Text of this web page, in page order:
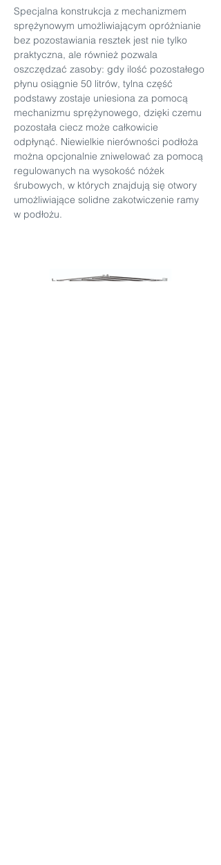
Specjalna konstrukcja z mechanizmem
sprężynowym umożliwiającym opróżnianie
bez pozostawiania resztek jest nie tylko
praktyczna, ale również pozwala
oszczędzać zasoby: gdy ilość pozostałego
płynu osiągnie 50 litrów, tylna część
podstawy zostaje uniesiona za pomocą
mechanizmu sprężynowego, dzięki czemu
pozostała ciecz może całkowicie
odpłynąć. Niewielkie nierówności podłoża
można opcjonalnie zniwelować za pomocą
regulowanych na wysokość nóżek
śrubowych, w których znajdują się otwory
umożliwiające solidne zakotwiczenie ramy
w podłożu.